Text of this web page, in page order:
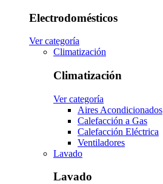
Electrodomésticos
Ver categoría
Climatización
Climatización
Ver categoría
Aires Acondicionados
Calefacción a Gas
Calefacción Eléctrica
Ventiladores
Lavado
Lavado